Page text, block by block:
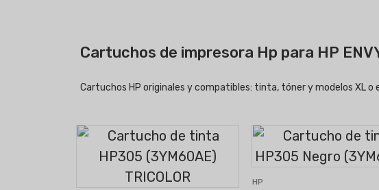
Cartuchos de impresora Hp para HP
Cartuchos HP originales y compatibles: tinta, tóner y modelos XL
HP